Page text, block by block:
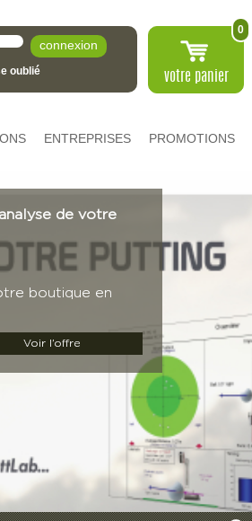
oublié votre panier
0
ENTREPRISES PROMOTIONS
de votre
boutique en
Voir l’offre